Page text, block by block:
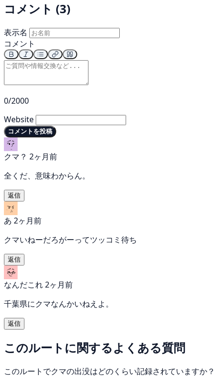
コメント (3)
表示名
コメント
0/2000
Website
コメントを投稿
クマ？ 2ヶ月前
全くだ、意味わからん。
返信
あ 2ヶ月前
クマいねーだろがーってツッコミ待ち
返信
なんだこれ2ヶ月前
千葉県にクマなんかいねえよ。
返信
このルートに関するよくある質問
このルートでクマの出没はどのくらい記録されていますか？